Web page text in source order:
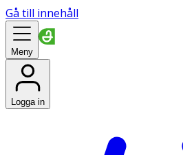
Gå till innehåll
Meny
Logga in